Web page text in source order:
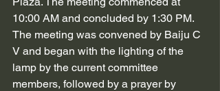
10:00 AM and concluded by 1:30 PM.
The meeting was convened by Baiju C
V and began with the lighting of the
lamp by the current committee
members, followed by a prayer by